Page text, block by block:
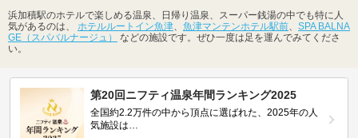
浜加積駅のホテルで楽しめる温泉、日帰り温泉、スーパー銭湯の中でも特に人
気があるのは、 ホテルルートイン魚津 魚津マンテンホテル駅前
SPA BALNA
GE（スパバルナージュ）
などの施設です。ぜひ一度は足を運んでみてくださ
い。
第20回ニフティ温泉年間ランキング2025
全国約2.2万件の中から頂点に選ばれた、2025年の人
気施設は…